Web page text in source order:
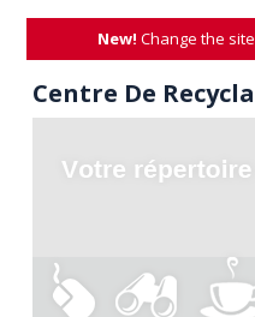
New! Change the
Centre De